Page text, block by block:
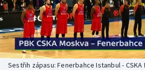
Baseball a softbal
Basketbal
Biatlon
Soutěže
Historické návraty
Aplikace ČT sport
Sestřih zápasu: Fenerbahce Istanbul - CSKA